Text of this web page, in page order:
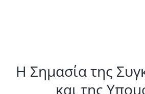
Η Σημασία της
και της